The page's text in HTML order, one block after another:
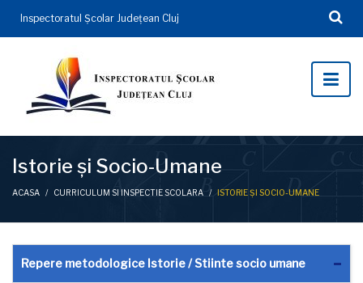
Inspectoratul Şcolar Județean Cluj
Istorie și Socio-Umane
ACASA / CURRICULUM SI INSPECTIE SCOLARA / ISTORIE ȘI SOCIO-UMANE
Repere metodologice Istorie / Stiinte socio umane